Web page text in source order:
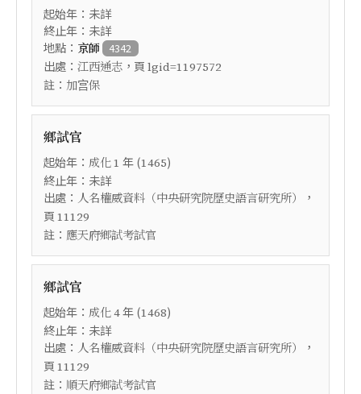
起始年：未詳
終止年：未詳
地點： 京師 4342
出處： 江西通志 ，頁 lgid=1197572
註： 加宫保
鄉試官
起始年： 成化1 年 (1465)
終止年：未詳
出處： 人名權威資料（中央研究院歷史語言研究所）
，
頁 11129
註： 應天府鄉試考試官
鄉試官
起始年： 成化4年 (1468)
終止年：未詳
出處： 人名權威資料（中央研究院歷史語言研究所）
，
頁 11129
註： 順天府鄉試考試官